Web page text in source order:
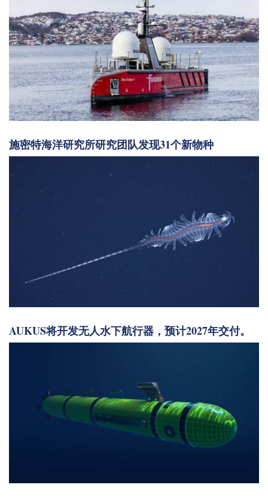
施密特海洋研究所研究团队发现31个新物种
AUKUS将开发无人水下航行器，预计2027年交付。